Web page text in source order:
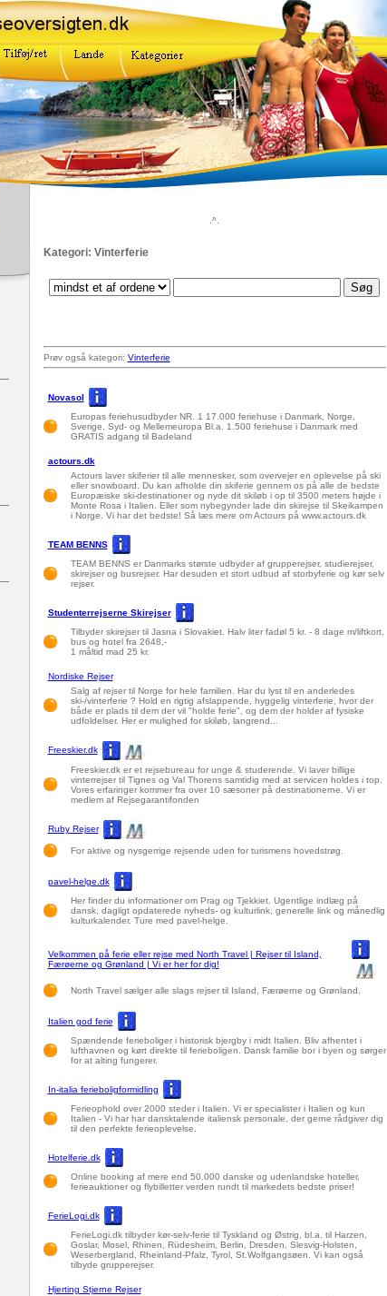
.^.
Kategori: Vinterferie
Prøv også kategori: Vinterferie
Novasol
Europas feriehusudbyder NR. 1 17.000 feriehuse i Danmark, Norge,
Sverige, Syd- og Mellemeuropa Bl.a. 1.500 feriehuse i Danmark med
GRATIS adgang til Badeland
actours.dk
Actours laver skiferier til alle mennesker, som overvejer en oplevelse på ski
eller snowboard. Du kan afholde din skiferie gennem os på alle de bedste
Europæiske ski-destinationer og nyde dit skiløb i op til 3500 meters højde i
Monte Rosa i Italien. Eller som nybegynder lade din skirejse til Skeikampen
i Norge. Vi har det bedste! Så læs mere om Actours på www.actours.dk
TEAM BENNS
TEAM BENNS er Danmarks største udbyder af grupperejser, studierejser,
skirejser og busrejser. Har desuden et stort udbud af storbyferie og kør selv
rejser.
Studenterrejserne Skirejser
Tilbyder skirejser til Jasna i Slovakiet. Halv liter fadøl 5 kr. - 8 dage m/liftkort,
bus og hotel fra 2648,-
1 måltid mad 25 kr.
Nordiske Rejser
Salg af rejser til Norge for hele familien. Har du lyst til en anderledes
ski-/vinterferie ? Hold en rigtig afslappende, hyggelig vinterferie, hvor der
både er plads til dem der vil "holde ferie", og dem der holder af fysiske
udfoldelser. Her er mulighed for skiløb, langrend...
Freeskier.dk
Freeskier.dk er et rejsebureau for unge & studerende. Vi laver billige
vinterrejser til Tignes og Val Thorens samtidig med at servicen holdes i top.
Vores erfaringer kommer fra over 10 sæsoner på destinationerne. Vi er
medlem af Rejsegarantifonden
Ruby Rejser
For aktive og nysgerrige rejsende uden for turismens hovedstrøg.
pavel-helge.dk
Her finder du informationer om Prag og Tjekkiet. Ugentlige indlæg på
dansk, dagligt opdaterede nyheds- og kulturlink, generelle link og månedlig
kulturkalender. Ture med pavel-helge.
Velkommen på ferie eller rejse med North Travel | Rejser til Island,
Færøerne og Grønland | Vi er her for dig!
North Travel sælger alle slags rejser til Island, Færøerne og Grønland.
Italien god ferie
Spændende ferieboliger i historisk bjergby i midt Italien. Bliv afhentet i
lufthavnen og kørt direkte til ferieboligen. Dansk familie bor i byen og sørger
for at alting fungerer.
In-italia ferieboligformidling
Ferieophold over 2000 steder i Italien. Vi er specialister i Italien og kun
Italien - Vi har har dansktalende italiensk personale, der gerne rådgiver dig
til den perfekte ferieoplevelse.
Hotelferie.dk
Online booking af mere end 50.000 danske og udenlandske hoteller,
ferieauktioner og flybilletter verden rundt til markedets bedste priser!
FerieLogi.dk
FerieLogi.dk tilbyder kør-selv-ferie til Tyskland og Østrig, bl.a. til Harzen,
Goslar, Mosel, Rhinen, Rüdesheim, Berlin, Dresden, Slesvig-Holsten,
Weserbergland, Rheinland-Pfalz, Tyrol, St.Wolfgangsøen. Vi kan også
tilbyde grupperejser.
Hjerting Stjerne Rejser